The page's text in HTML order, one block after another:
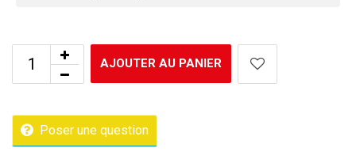
AJOUTER AU PANIER
Poser une question